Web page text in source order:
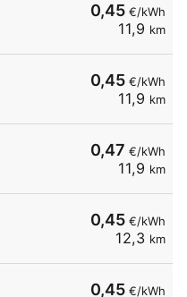
0,45€/kWh
11,9 km
0,45€/kWh
11,9 km
0,47 €/kWh
11,9 km
0,45€/kWh
12,3 km
0,45€/kWh